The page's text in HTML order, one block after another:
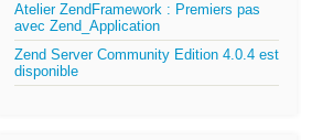
Atelier ZendFramework : Premiers pas
avec Zend_Application
Zend Server Community Edition 4.0.4 est
disponible